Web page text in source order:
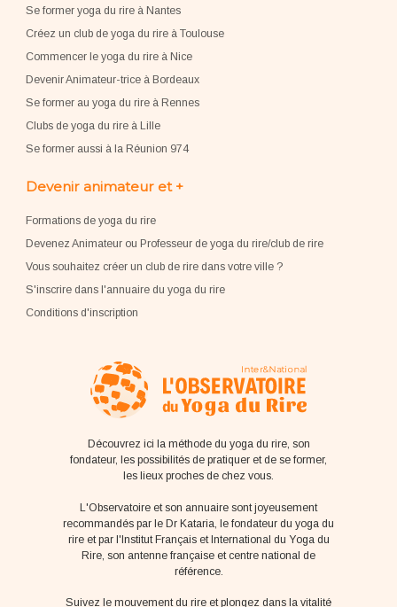
Se former yoga du rire à Nantes
Créez un club de yoga du rire à Toulouse
Commencer le yoga du rire à Nice
Devenir Animateur-trice à Bordeaux
Se former au yoga du rire à Rennes
Clubs de yoga du rire à Lille
Se former aussi à la Réunion 974
Devenir animateur et +
Formations de yoga du rire
Devenez Animateur ou Professeur de yoga du rire/club de rire
Vous souhaitez créer un club de rire dans votre ville ?
S'inscrire dans l'annuaire du yoga du rire
Conditions d'inscription
Découvrez ici la méthode du yoga du rire, son
fondateur, les possibilités de pratiquer et de se former,
les lieux proches de chez vous.
L'Observatoire et son annuaire sont joyeusement
recommandés par le Dr Kataria, le fondateur du yoga du
rire et par l'Institut Français et International du Yoga du
Rire, son antenne française et centre national de
référence.
Suivez le mouvement du rire et plongez dans la vitalité